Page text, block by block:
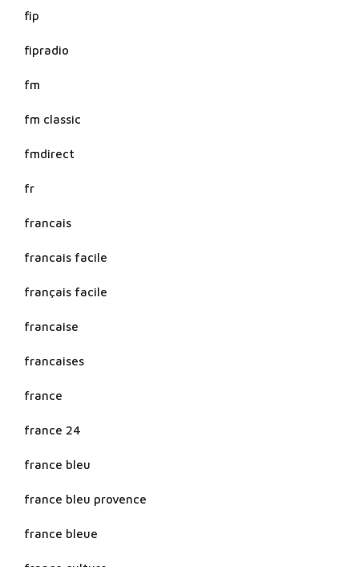
fip
fipradio
fm
fm classic
fmdirect
fr
francais
francais facile
français facile
francaise
francaises
france
france 24
france bleu
france bleu provence
france bleue